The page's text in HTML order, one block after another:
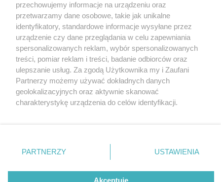
3 / 4
MKS Skarbek Tarnowskie
Góry 1
Nie zapomnij
zapoznać się z:
polityką prywatności regulamin korzystania z portali
Twojemiasto
Piekary Śląskie
Chorzów
Tarnowskie Góry
Gliwice
Skontakuj sięz nami
Kontakt
Wydawca
Redakcja
przechowujemy informacje na urządzeniu oraz
przetwarzamy dane osobowe, takie jak unikalne
identyfikatory, standardowe informacje wysyłane przez
urządzenie czy dane przeglądania w celu zapewniania
spersonalizowanych reklam, wybór spersonalizowanych
treści, pomiar reklam i treści, badanie odbiorców oraz
ulepszanie usług. Za zgodą Użytkownika my i Zaufani
Partnerzy możemy używać dokładnych danych
geolokalizacyjnych oraz aktywnie skanować
charakterystykę urządzenia do celów identyfikacji.
zmienić/wycofać klikając przycisk ustawień prywatności
znajdujący się w lewym dolnym rogu strony
rodzaje przetwarzania danych nie wymagają zgody
użytkownika, ale masz prawo sprzeciwić się takiemu
PARTNERZY USTAWIENIA
Akceptuję